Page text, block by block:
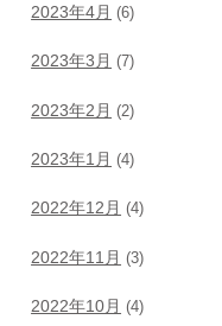
2023年4月 (6)
2023年3月 (7)
2023年2月 (2)
2023年1月 (4)
2022年12月 (4)
2022年11月 (3)
2022年10月 (4)